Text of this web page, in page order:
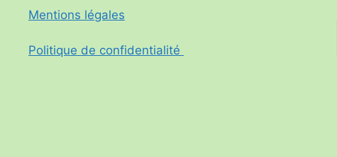
Mentions légales
Politique de confidentialité